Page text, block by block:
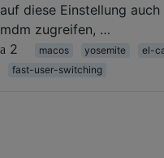
auf diese Einstellung
mdm zugreifen, …
2
macos yosemite el-
fast-user-switching